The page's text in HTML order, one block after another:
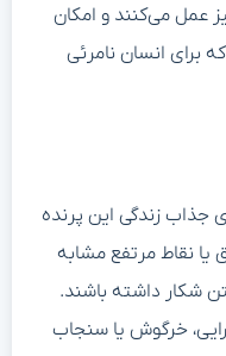
عمل می‌کنند و امکان
برای انسان نامرئی
جذاب زندگی این پرنده
نقاط مرتفع مشابه
شکار داشته باشند.
خرگوش یا سنجاب